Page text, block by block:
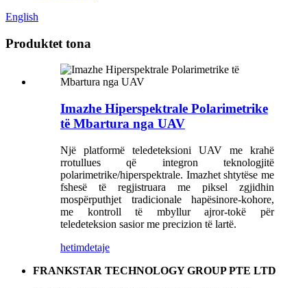
English
Produktet tona
Imazhe Hiperspektrale Polarimetrike
të Mbartura nga UAV
Një platformë teledeteksioni UAV me krahë
rrotullues që integron teknologjitë
polarimetrike/hiperspektrale. Imazhet shtytëse me
fshesë të regjistruara me piksel zgjidhin
mospërputhjet tradicionale hapësinore-kohore,
me kontroll të mbyllur ajror-tokë për
teledeteksion sasior me precizion të lartë.
hetimdetaje
FRANKSTAR TECHNOLOGY GROUP PTE LTD